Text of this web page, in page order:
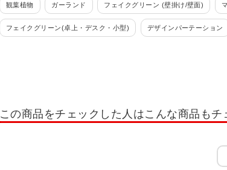
観葉植物 ガーランド フェイクグリーン (壁掛け/壁面)
フェイクグリーン(卓上・デスク・小型) デザインパーテーション
この商品をチェックした人はこんな商品もチ